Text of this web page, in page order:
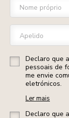
Nome próprio
Apelido
Declaro que
pessoais de
me envie
eletrónicos.
Ler mais
Declaro que